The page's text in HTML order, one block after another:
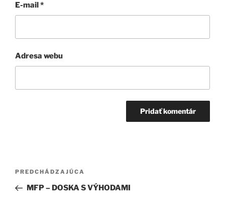
E-mail*
Adresa webu
Navigácia
článku
Predchádzajúci
článok
PREDCHÁDZAJÚCA
MFP – DOSKA S VÝHODAMI